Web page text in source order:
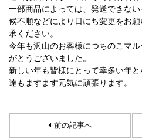
一部商品によっては、発送できな
候不順などにより日にち変更をお
承ください。
今年も沢山のお客様につちのこマ
がとうございました。
新しい年も皆様にとって幸多い年
達もますます元気に頑張ります。
前の記事へ